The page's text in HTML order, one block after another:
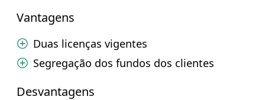
Vantagens
Duas licenças vigentes
Segregação dos fundos dos clientes
Desvantagens